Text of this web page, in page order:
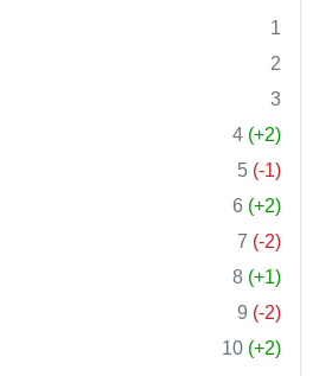
1
2
3
4 (+2)
5 (-1)
6 (+2)
7 (-2)
8 (+1)
9 (-2)
10 (+2)